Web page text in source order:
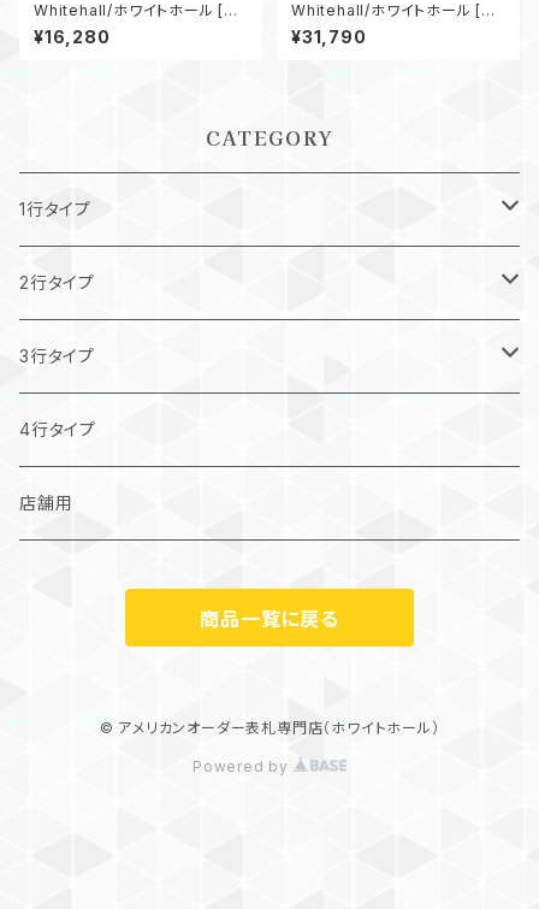
Whitehall/ホワイトホール [W
H-4004]Oval
¥16,280
Whitehall/ホワイトホール [W
H-3371] Roanoke Modern
¥31,790
CATEGORY
1行タイプ
Petite：巾260mmまでのサイズ
2行タイプ
Grande又はEstate：巾450mm以上のサイズ
巾300mmまでの小さめサイズ
3行タイプ
巾300mmまでの小さめサイズ
4行タイプ
店舗用
商品一覧に戻る
© アメリカンオーダー表札専門店（ホワイトホール）
Powered by